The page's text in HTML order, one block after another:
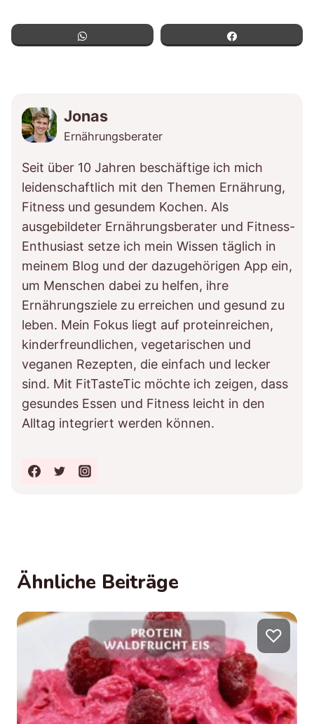
Jonas
Ernährungsberater
Seit über 10 Jahren beschäftige ich mich
leidenschaftlich mit den Themen Ernährung,
Fitness und gesundem Kochen. Als
ausgebildeter Ernährungsberater und Fitness-
Enthusiast setze ich mein Wissen täglich in
meinem Blog und der dazugehörigen App ein,
um Menschen dabei zu helfen, ihre
Ernährungsziele zu erreichen und gesund zu
leben. Mein Fokus liegt auf proteinreichen,
kinderfreundlichen, vegetarischen und
veganen Rezepten, die einfach und lecker
sind. Mit FitTasteTic möchte ich zeigen, dass
gesundes Essen und Fitness leicht in den
Alltag integriert werden können.
Ähnliche Beiträge
♡